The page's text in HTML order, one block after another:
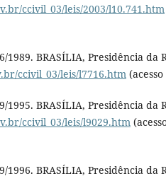
ccivil_03/leis/2003/l10.741.htm
1989. BRASÍLIA, Presidência da
ccivil_03/leis/l7716.htm
1995. BRASÍLIA, Presidência da
ccivil_03/leis/l9029.htm
1996. BRASÍLIA, Presidência da